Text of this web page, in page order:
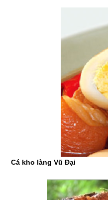
Cá kho làng Vũ Đại